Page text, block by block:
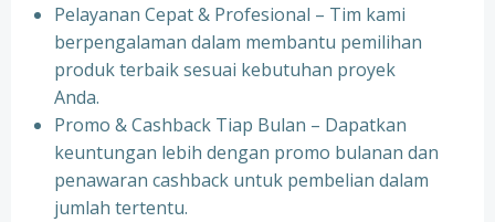
Pelayanan Cepat & Profesional – Tim kami
berpengalaman dalam membantu pemilihan
produk terbaik sesuai kebutuhan proyek
Anda.
Promo & Cashback Tiap Bulan – Dapatkan
keuntungan lebih dengan promo bulanan dan
penawaran cashback untuk pembelian dalam
jumlah tertentu.